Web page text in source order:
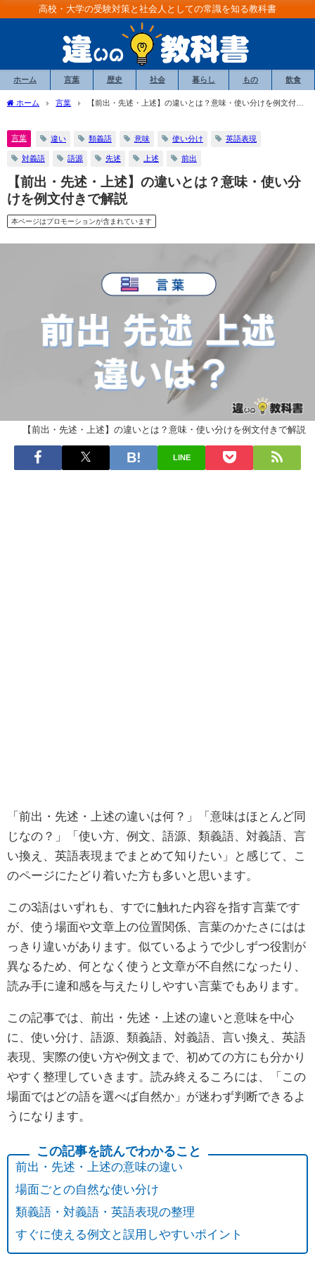
高校・大学の受験対策と社会人としての常識を知る教科書
ホーム 言葉 歴史 社会 暮らし もの 飲食
ホーム 言葉
【前出・先述・上述】の違いとは？意味・使い分けを例文付き
言葉 違い 類義語 意味 使い分け 英語表現
対義語 語源 先述 上述 前出
【前出・先述・上述】の違いとは？意味・使い分
けを例文付きで解説
本ページはプロモーションが含まれています
【前出・先述・上述】の違いとは？意味・使い分けを例文付きで解説
LINE
「前出・先述・上述の違いは何？」「意味はほとんど同
じなの？」「使い方、例文、語源、類義語、対義語、言
い換え、英語表現までまとめて知りたい」と感じて、こ
のページにたどり着いた方も多いと思います。
この3語はいずれも、すでに触れた内容を指す言葉です
が、使う場面や文章上の位置関係、言葉のかたさにはは
っきり違いがあります。似ているようで少しずつ役割が
異なるため、何となく使うと文章が不自然になったり、
読み手に違和感を与えたりしやすい言葉でもあります。
この記事では、前出・先述・上述の違いと意味を中心
に、使い分け、語源、類義語、対義語、言い換え、英語
表現、実際の使い方や例文まで、初めての方にも分かり
やすく整理していきます。読み終えるころには、「この
場面ではどの語を選べば自然か」が迷わず判断できるよ
うになります。
前出・先述・上述の意味の違い
場面ごとの自然な使い分け
類義語・対義語・英語表現の整理
すぐに使える例文と誤用しやすいポイント